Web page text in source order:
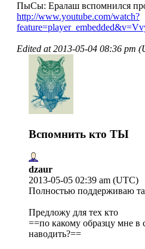
ПыСы: Ералаш вспомнился
http://www.youtube.com/watch?
Edited at2013-05-04 08:36 pm
Вспомнить кто ТЫ
dzaur
2013-05-05 02:39 am (UTC)
Полностью поддерживаю
Предложу для тех кто
==по какому образцу мне в
наводить?==